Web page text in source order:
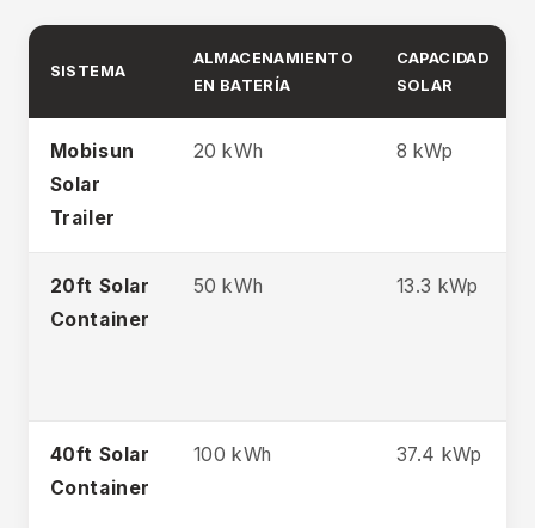
SISTEMA
ALMACENAMIENTO
EN BATERÍA
CAPACIDAD
SOLAR
Mobisun
Solar
Trailer
20 kWh 8 kWp
20ft Solar
Container
50 kWh 13.3 kWp
40ft Solar
Container
100 kWh 37.4 kWp